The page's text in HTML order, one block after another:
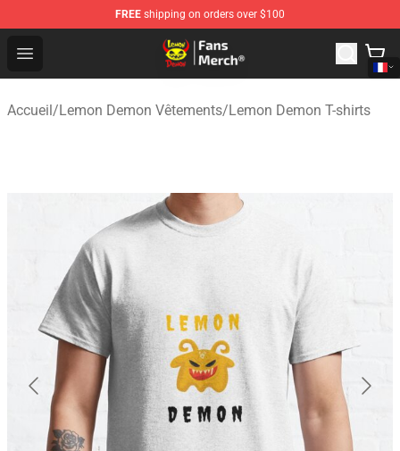
FREE shipping on orders over $100
Open menu
Lemon Demon Store - Official Lemon Demon
Accueil/Lemon Demon Vêtements/Lemon Demon T-shirts